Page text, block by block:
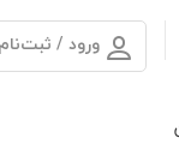
ورود / ثبت‌نام